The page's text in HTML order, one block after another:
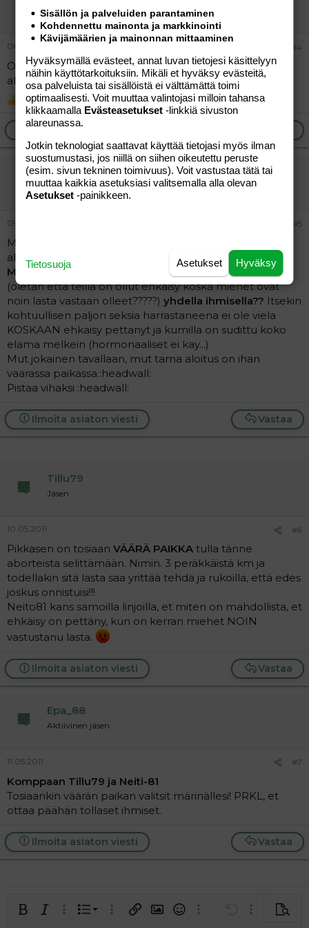
Jäsen
06.05.2011 #4
On se hyvä tulla keskenmeno palstalle puhumaan
aborteista.. :stick: Mulla ainakin pisti vihaks tollanen..
R
a
c
t
Katylina
Ilmoita asiaton viesti
Neiti-81
Aktiivinen jäsen
09.05.2011 #5
Minustakin vahan vaara palsta tulla keskustelemaan
abortista:headwall:
Miten ihmeessa ehkaisy voi noin monesti pettaa
(oletan etta teilla on ollut ehkaisy koska miehet ovat
noin lasta vastaan olleet?????) yhdella ihmisella?? Itsekin
kohtuullisen paljon seksia harrastaneena ei ole viela
KOSKAAN ehkaisy pettanyt ja kumilla on sudittu koko
elama melkein (hormonaaliset ei kay...)
Mut jokainen tavallaan, mut tama aloitus on ihan
vaarassa paikassa.:headwall:
Pistaa vihaksi :headwall:
Vastaa
Ilmoita asiaton viesti
Tillu79
Jäsen
10.05.2011 #6
Pikkasen on tosiaan VÄÄRÄ PAIKKA tulla tänne
aborteista selittämään. Nimin. 3 peräkkäistä km ja
todellakin sitä lasta saa yrittää tehdä ja rukoilla, että edes
joskus onnistuisi!!!
Neito81 kans samoilla linjoilla, et miten on mahdollista, et
ehkäisy on pettäny, kun on kerran miehet NOIN
vastustanu lasta.
Vastaa
Ilmoita asiaton viesti
Epa_88
Aktiivinen jäsen
11.05.2011 #7
Komppaan Tillu79 ja Neiti-81
Tosiaankin väärän paikan valitsit märinällesi! PRKL, et
ottaa päähän tollaset ihmiset.
Vastaa
Ilmoita asiaton viesti
LihavoituKursivoitu
Laajennettuun editoriin…
Lista
Järjestetty lista
Laajennettuun editoriin…
Lisää hyperlinkki
Lisää kuva
HymiötLaajennettuun
Kumoa
Sisällön ja palveluiden parantaminen
Kohdennettu mainonta ja markkinointi
Kävijämäärien ja mainonnan mittaaminen
Hyväksymällä evästeet, annat luvan tietojesi käsittelyyn
näihin käyttötarkoituksiin. Mikäli et hyväksy evästeitä,
osa palveluista tai sisällöistä ei välttämättä toimi
optimaalisesti. Voit muuttaa valintojasi milloin tahansa
klikkaamalla Evästeasetukset -linkkiä sivuston
alareunassa.
Jotkin teknologiat saattavat käyttää tietojasi myös ilman
suostumustasi, jos niillä on siihen oikeutettu peruste
(esim. sivun tekninen toimivuus). Voit vastustaa tätä tai
muuttaa kaikkia asetuksiasi valitsemalla alla olevan
Asetukset -painikkeen.
Hyväksy
Asetukset
Tietosuoja